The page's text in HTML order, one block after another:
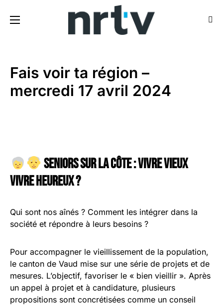
Fais voir ta région –
mercredi 17 avril 2024
Seniors sur la côte : vivre vieux
vivre heureux ?
Qui sont nos aînés ? Comment les intégrer dans la
société et répondre à leurs besoins ?
Pour accompagner le vieillissement de la population,
le canton de Vaud mise sur une série de projets et de
mesures. L’objectif, favoriser le « bien vieillir ». Après
un appel à projet et à candidature, plusieurs
propositions sont concrétisées comme un conseil